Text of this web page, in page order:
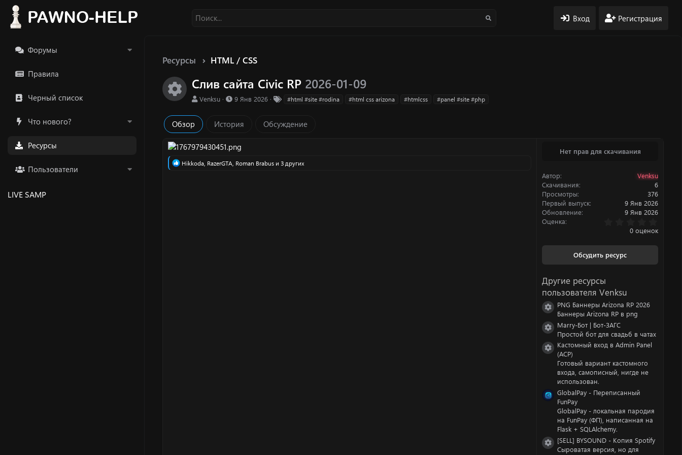
Вход Регистрация
Форумы
Правила
Черный список
Что нового?
Ресурсы
Пользователи
LIVE SAMP
Ресурсы HTML / CSS
Иконка ресурса
Слив сайта Civic RP 2026-01-09
А
т
о
Venksu
Д
а
о
д
9 Янв 2026
и
#html #site #rodina #html css arizona #htmlcss #panel #site #php
Обзор История Обсуждение
Р
Hikkoda, RazerGTA, Roman Brabus и 3 других
Нет прав для скачивания
Автор
Venksu
Скачивания
6
Просмотры
376
Первый выпуск
9 Янв 2026
Обновление
9 Янв 2026
Оценка
.
0
0 оценок
Обсудить ресурс
Другие ресурсы
пользователя Venksu
Иконка ресурса
PNG Баннеры Arizona RP 2026
Баннеры Arizona RP в png
Иконка ресурса
Marry-Бот | Бот-ЗАГС
Простой бот для свадьб в чатах
Иконка ресурса
Кастомный вход в Admin Panel
(ACP)
Готовый вариант кастомного
входа, самописный, нигде не
использован.
GlobalPay - Переписанный
FunPay
GlobalPay - локальная пародия
на FunPay (ФП), написанная на
Flask + SQLAlchemy.
Иконка ресурса
[SELL] BYSOUND - Копия Spotify
Сыроватая версия, но для